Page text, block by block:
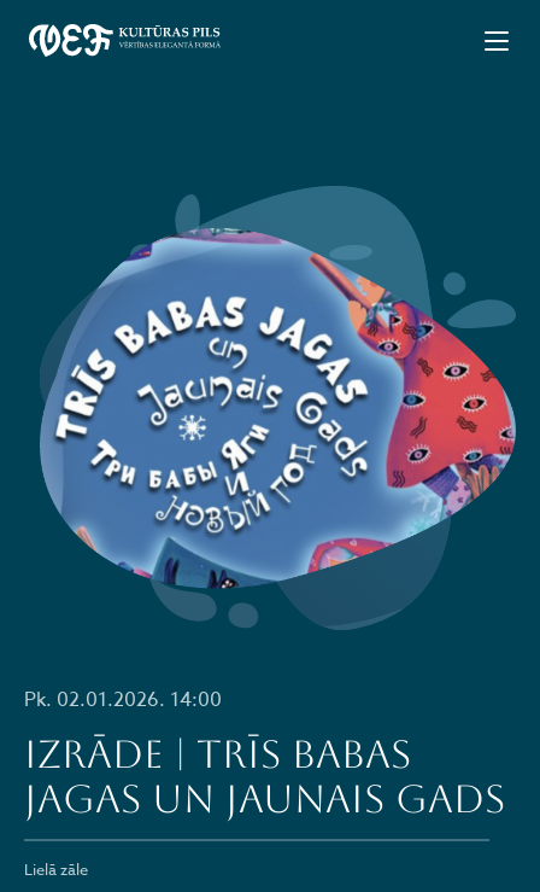
Pk. 02.01.2026. 14:00
IZRĀDE | Trīs Babas
Jagas un Jaunais gads
Lielā zāle